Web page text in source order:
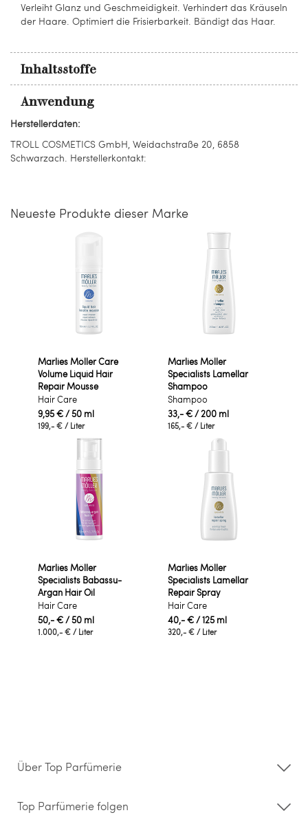
Verleiht Glanz und Geschmeidigkeit. Verhindert das Kräuseln
der Haare. Optimiert die Frisierbarkeit. Bändigt das Haar.
Inhaltsstoffe
Anwendung
Herstellerdaten:
TROLL COSMETICS GmbH, Weidachstraße 20, 6858
Schwarzach. Herstellerkontakt:
Neueste Produkte dieser Marke
Marlies Möller Care
Volume Liquid Hair
Repair Mousse
Hair Care
9,95 €/ 50 ml
199,- € / Liter
Marlies Möller
Specialists Lamellar
Shampoo
Shampoo
33,- €/ 200 ml
165,- € / Liter
Marlies Möller
Specialists Babassu-
Argan Hair Oil
Hair Care
50,- €/ 50 ml
1.000,- € / Liter
Marlies Möller
Specialists Lamellar
Repair Spray
Hair Care
40,- €/ 125 ml
320,- € / Liter
Über Top Parfümerie
Storefinder
Kontakt
Top Parfümerie folgen